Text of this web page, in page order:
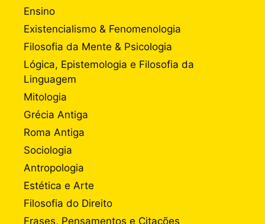
Ensino
Existencialismo & Fenomenologia
Filosofia da Mente & Psicologia
Lógica, Epistemologia e Filosofia da
Linguagem
Mitologia
Grécia Antiga
Roma Antiga
Sociologia
Antropologia
Estética e Arte
Filosofia do Direito
Frases, Pensamentos e Citações